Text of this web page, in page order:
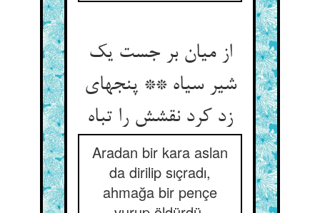
از میان بر جست یک
شیر سیاه ** پنجه‏ای
زد کرد نقشش را تباه‏
Aradan bir kara aslan
da dirilip sıçradı,
ahmağa bir pençe